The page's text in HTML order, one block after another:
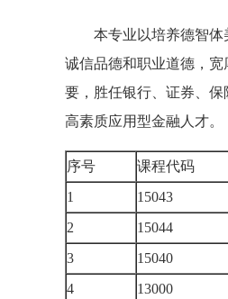
本专业以培养德智
诚信品德和职业道德，
要，胜任银行、证券、
高素质应用型金融人才。
序号 课程代码
1
15043
2
15044
3
15040
4
13000